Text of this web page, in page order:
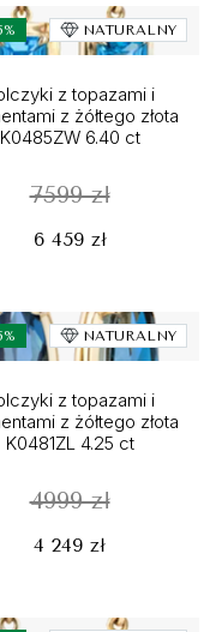
NATURALNY
z topazami i
z żółtego złota
K0485ZW 6.40 ct
7599 zł
6 459 zł
NATURALNY
z topazami i
z żółtego złota
K0481ZL 4.25 ct
4999 zł
4 249 zł